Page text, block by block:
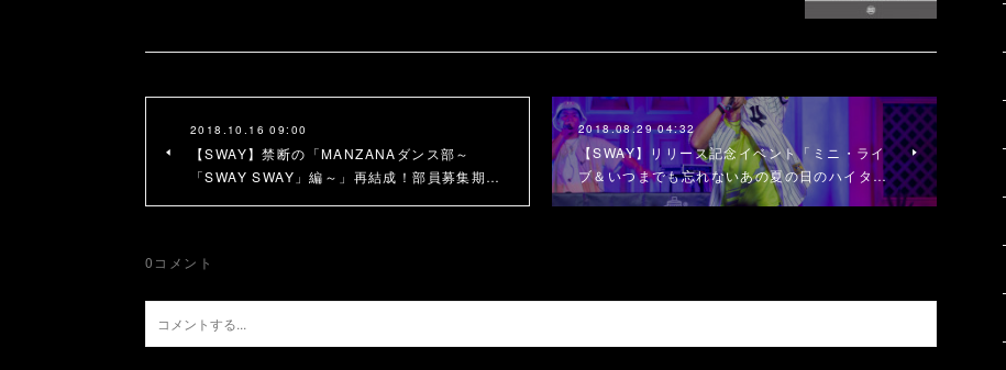
2018.10.16 09:00
【SWAY】禁断の「MANZANAダンス部～
「SWAY SWAY」編～」再結成！部員募集期…
2018.08.29 04:32
【SWAY】リリース記念イベント「ミニ・ライ
ブ＆いつまでも忘れないあの夏の日のハイタ…
0 コメント